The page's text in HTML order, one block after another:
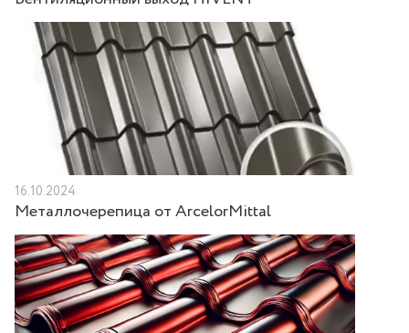
16.10.2024
Металлочерепица от ArcelorMittal